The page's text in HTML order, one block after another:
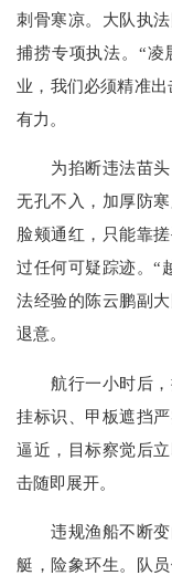
刺骨寒凉。大队执
捕捞专项执法。“凌
业，我们必须精准
有力。
为掐断违法苗头
无孔不入，加厚防
脸颊通红，只能靠
过任何可疑踪迹。“
法经验的陈云鹏副
退意。
航行一小时后，
挂标识、甲板遮挡
逼近，目标察觉后
击随即展开。
违规渔船不断变
艇，险象环生。队